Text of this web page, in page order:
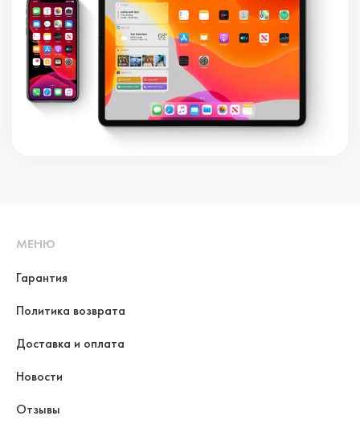
МЕНЮ
Гарантия
Политика возврата
Доставка и оплата
Новости
Отзывы